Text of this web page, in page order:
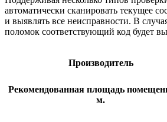
автоматически сканировать текущее
и выявлять все неисправности. В
поломок соответствующий код будет
Производитель
Рекомендованная площадь
м.